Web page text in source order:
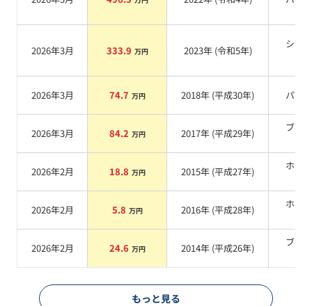
2026年3月 333.9 万円 2023年 (令和5年)
シル
2026年3月 74.7 万円 2018年 (平成30年) パール
2026年3月 84.2 万円 2017年 (平成29年)
ブラ
2026年2月 18.8 万円 2015年 (平成27年)
ホワ
2026年2月 5.8 万円 2016年 (平成28年)
ホワ
2026年2月 24.6 万円 2014年 (平成26年)
ブラ
もっと見る